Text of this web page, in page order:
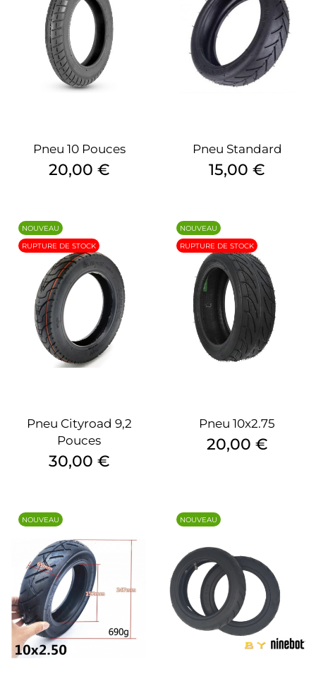
Pneu 10 Pouces
Prix
20,00 €
Pneu Standard
Prix
15,00 €
Pneu Cityroad 9,2
Pouces
Prix
30,00 €
NOUVEAU
RUPTURE DE STOCK
Pneu 10x2.75
Prix
20,00 €
NOUVEAU
RUPTURE DE STOCK
NOUVEAU NOUVEAU